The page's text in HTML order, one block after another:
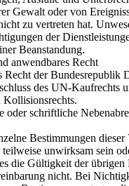
Gewalt oder von
zu vertreten hat.
der
Beanstandung.
anwendbares Recht
Recht der Bundesrepublik
des UN-Kaufrechts
Kollisionsrechts.
oder schriftliche
Bestimmungen dieser
teilweise unwirksam sein
die Gültigkeit der übrigen
nicht. Bei